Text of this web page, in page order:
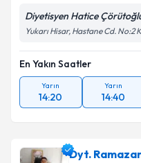
Diyetisyen Hatice
Yukarı Hisar, Hastane Cd. No:2
En Yakın Saatler
Yarın
14:20
Yarın
14:40
Dyt.